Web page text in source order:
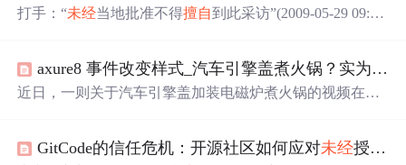
案，包括业务系统数据保护和合规的跨网文件交换措施。
打手：“未经当地批准不得擅自到此采访”(2009-05-29 09:50:
员邓玉娇刺死官员案一直备受媒体关注。昨天两名在巴东
县野三关镇采访此案的记者被当地不明身份的人围攻殴
axure8 事件改变样式_汽车引擎盖煮火锅？实为改装样式 交警：
近日，一则关于汽车引擎盖加装电磁炉煮火锅的视频在网
家透露，这只是恶搞设计，实际并未具备烹饪功能。此类
GitCode的信任危机：开源社区如何应对未经授权的项目迁移